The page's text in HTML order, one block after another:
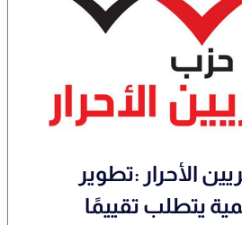
الأحرار :تطوير
يتطلب تقييمًا